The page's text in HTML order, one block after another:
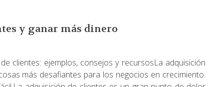
y ganar más dinero
clientes: ejemplos, consejos y recursosLa adquisición
más desafiantes para los negocios en crecimiento.